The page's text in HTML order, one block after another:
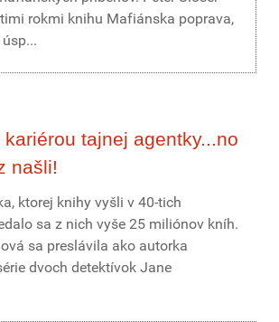
rokmi knihu Mafiánska poprava,
tajnej agentky...no
našli!
ktorej knihy vyšli v 40-tich
sa z nich vyše 25 miliónov kníh.
sa preslávila ako autorka
dvoch detektívok Jane